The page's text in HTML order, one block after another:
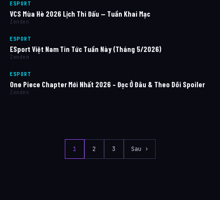
ESPORT
VCS Mùa Hè 2026 Lịch Thi Đấu — Tuần Khai Mạc
Zenden
ESPORT
ESport Việt Nam Tin Tức Tuần Này (Tháng 5/2026)
Zenden
ESPORT
One Piece Chapter Mới Nhất 2026 – Đọc Ở Đâu & Theo Dõi Spoiler
Zenden
1 2 3 Sau ›